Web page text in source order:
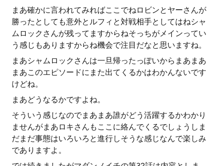
まあ確かに言われてみればここでねロビンとヤーさんが
勝ったとしても意外とルフィと対戦相手としてはねシャ
ムロックさんが残ってますからねそっちがメインってい
う感じもありますからね機会で注目だなと思いますね。
まあシャムロックさんは一旦帰ったっぽいからまあまあ
まあこのエピソードにまた出てくるかはわかんないです
けどね。
まあどうなるかですよね。
そういう感じなのでまあまあ誰がどう活躍するかわかり
ませんがまあロキさんもここに絡んでくるでしょうしま
だまだ事態はいろいろと進行しそうな感じなんで楽しみ
でありますよ。